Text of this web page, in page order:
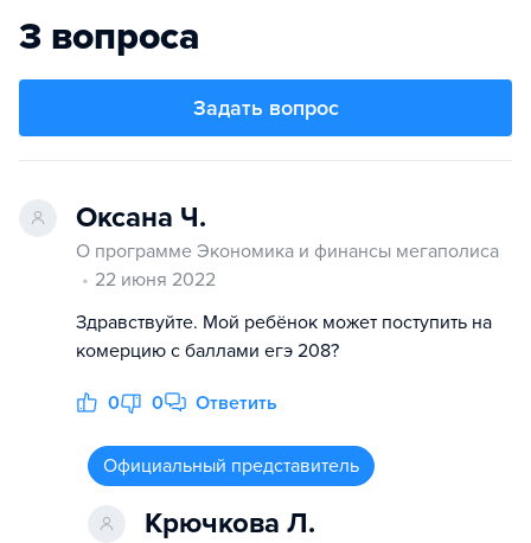
3 вопроса
Задать вопрос
Оксана Ч.
О программе Экономика и финансы мегаполиса
22 июня 2022
Здравствуйте. Мой ребёнок может поступить на
комерцию с баллами егэ 208?
0 0 Ответить
Официальный представитель
Крючкова Л.